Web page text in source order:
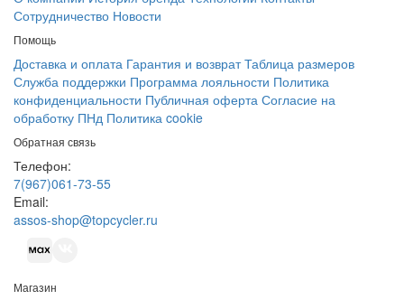
Сотрудничество Новости
Помощь
Доставка и оплата Гарантия и возврат Таблица размеров
Служба поддержки Программа лояльности Политика
конфиденциальности Публичная оферта Согласие на
обработку ПНд Политика cookie
Обратная связь
Телефон:
7(967)061-73-55
Email:
assos-shop@topcycler.ru
Магазин